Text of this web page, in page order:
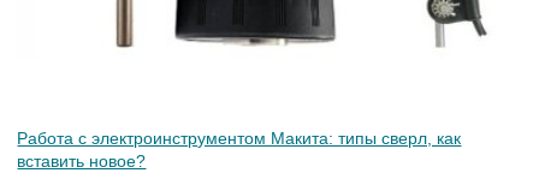
Работа с электроинструментом Макита: типы сверл, как
вставить новое?